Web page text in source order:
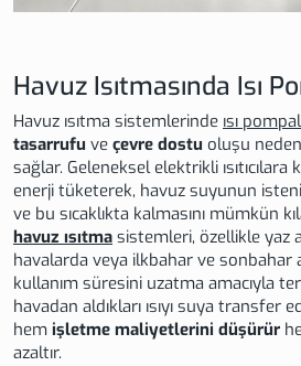
Havuz Isıtmasında Isı
Havuz ısıtma sistemlerinde ısı
tasarrufu ve çevre dostu oluşu
sağlar. Geleneksel elektrikli ısıtıcılara
enerji tüketerek, havuz suyunun
ve bu sıcaklıkta kalmasını mümkün
havuz ısıtma sistemleri, özellikle yaz
havalarda veya ilkbahar ve sonbahar
kullanım süresini uzatma amacıyla
havadan aldıkları ısıyı suya transfer
hem işletme maliyetlerini düşürür
azaltır.